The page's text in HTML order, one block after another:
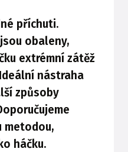
příchuti.
obaleny,
extrémní zátěž
nástraha
způsoby
metodou,
háčku.